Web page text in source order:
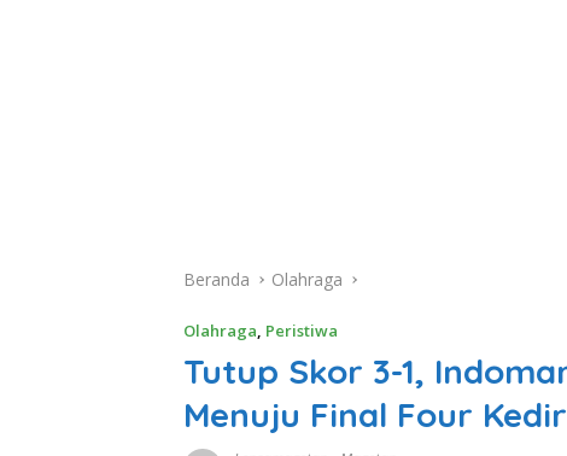
Beranda Olahraga
Olahraga, Peristiwa
Tutup Skor 3-1,
Menuju Final Four